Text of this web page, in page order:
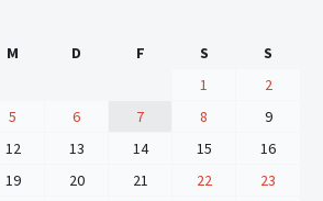
M D F S
S
1
2
5 6 7 8
9
12 13 14 15
16
19 20 21 22
23